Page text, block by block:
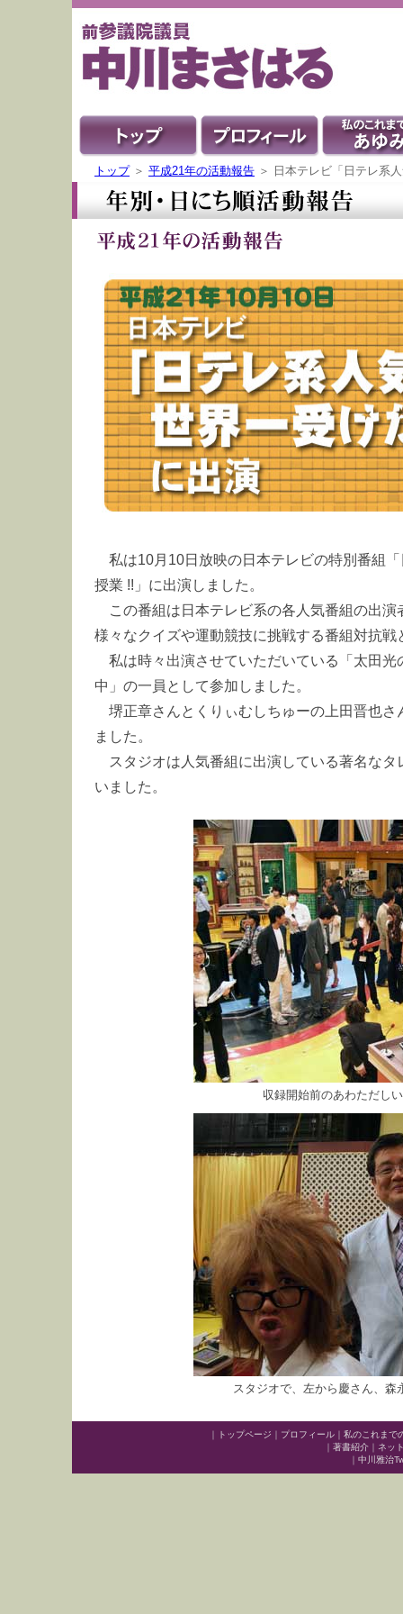
トップ＞ 平成21年の活動報告 ＞ 日本テレビ「日テレ系
私は10月10日放映の日本テレビの特別番組
授業 !!」に出演しました。
この番組は日本テレビ系の各人気番組の出
様々なクイズや運動競技に挑戦する番組対抗戦
私は時々出演させていただいている「太田
中」の一員として参加しました。
堺正章さんとくりぃむしちゅーの上田晋也
ました。
スタジオは人気番組に出演している著名な
いました。
収録開始前のあわただし
スタジオで、左から慶さん、森
｜ トップページ ｜ プロフィール ｜ 私のこれまで
｜ 著書紹介 ｜ ネッ
｜ 中川雅治